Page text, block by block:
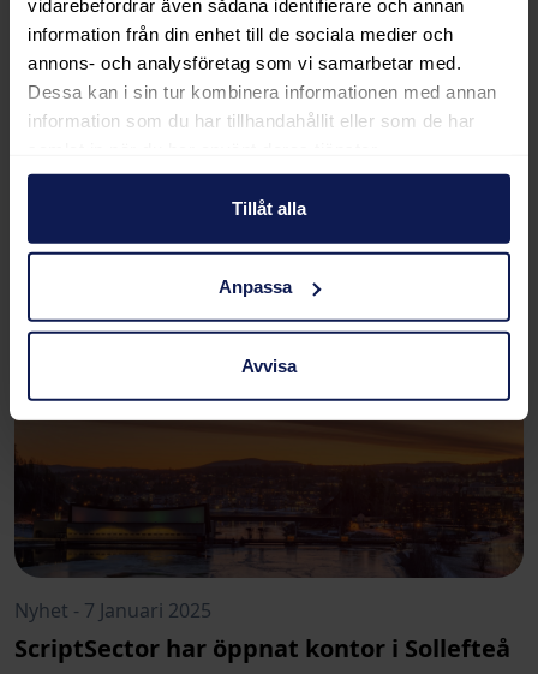
vidarebefordrar även sådana identifierare och annan
information från din enhet till de sociala medier och
annons- och analysföretag som vi samarbetar med.
Dessa kan i sin tur kombinera informationen med annan
information som du har tillhandahållit eller som de har
Tillåt alla
Anpassa
Avvisa
Vill du diskutera en appidé och få en ärlig bedömning
av upplägg, risker och nästa steg?Boka ett
kostnadsfritt strategisamtal, så går vi igenom projektet
tillsammans.
Läs mer artiklar
Nyhet - 7 Januari 2025
ScriptSector har öppnat kontor i Sollefteå